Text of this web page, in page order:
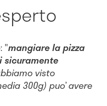
"mangiare la pizza
sicuramente
visto
300g) puo’ avere